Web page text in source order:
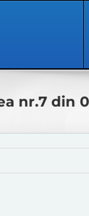
nr.7 din